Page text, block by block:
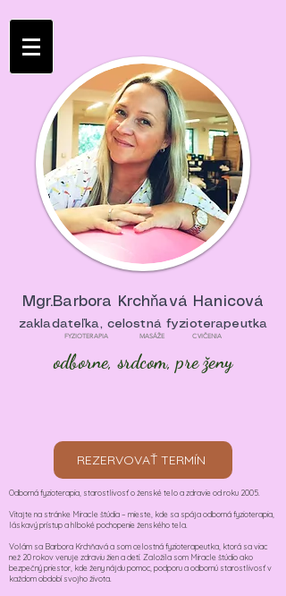
Mgr.Barbora Krchňavá Hanicová
zakladateľka, celostná fyzioterapeutka
FYZIOTERAPIA MASÁŽE CVIČENIA
odborne, srdcom, pre ženy
REZERVOVAŤ TERMÍN
Odborná fyzioterapia, starostlivosť o ženské telo a zdravie od roku 2005.
Vitajte na stránke Miracle štúdia – mieste, kde sa spája odborná fyzioterapia,
láskavý prístup a hlboké pochopenie ženského tela.
Volám sa Barbora Krchňavá a som celostná fyzioterapeutka, ktorá sa viac
než 20 rokov venuje zdraviu žien a detí. Založila som Miracle štúdio ako
bezpečný priestor, kde ženy nájdu pomoc, podporu a odbornú starostlivosť v
každom období svojho života.​